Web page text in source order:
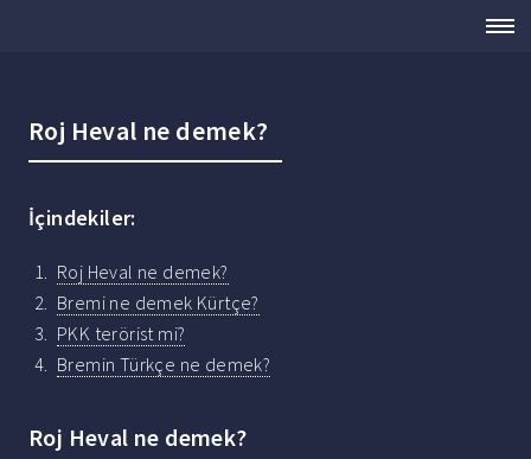
Roj Heval ne demek?
İçindekiler:
Roj Heval ne demek?
Bremi ne demek Kürtçe?
PKK terörist mi?
Bremin Türkçe ne demek?
Roj Heval ne demek?